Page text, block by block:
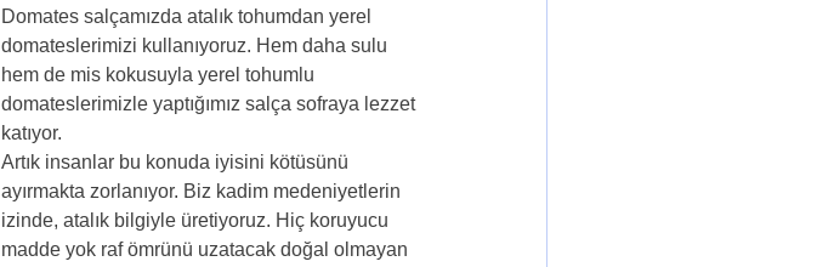
Domates salçamızda atalık tohumdan yerel
domateslerimizi kullanıyoruz. Hem daha sulu
hem de mis kokusuyla yerel tohumlu
domateslerimizle yaptığımız salça sofraya lezzet
katıyor.
Artık insanlar bu konuda iyisini kötüsünü
ayırmakta zorlanıyor. Biz kadim medeniyetlerin
izinde, atalık bilgiyle üretiyoruz. Hiç koruyucu
madde yok raf ömrünü uzatacak doğal olmayan